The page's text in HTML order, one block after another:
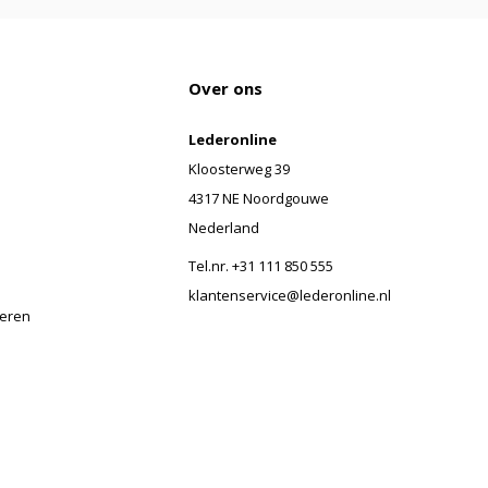
Over ons
Lederonline
Kloosterweg 39
4317 NE Noordgouwe
Nederland
Tel.nr. +31 111 850 555
klantenservice@lederonline.nl